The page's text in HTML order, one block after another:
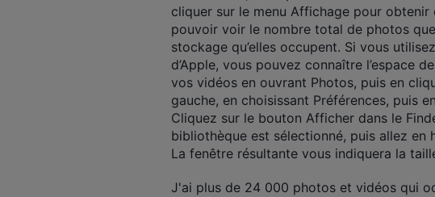
cliquer sur le menu Affichage pour
pouvoir voir le nombre total de photos
stockage qu’elles occupent. Si vous
d’Apple, vous pouvez connaître l’espace
vos vidéos en ouvrant Photos, puis en
gauche, en choisissant Préférences, puis
Cliquez sur le bouton Afficher dans le
bibliothèque est sélectionné, puis allez en
La fenêtre résultante vous indiquera la
J'ai plus de 24 000 photos et vidéos qui